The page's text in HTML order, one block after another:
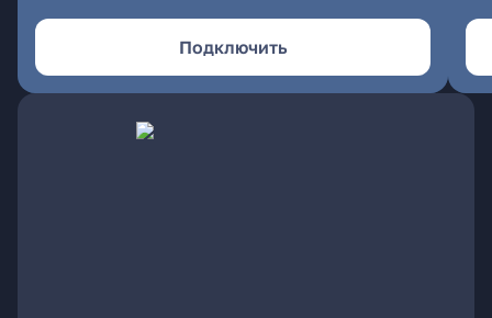
Подключить